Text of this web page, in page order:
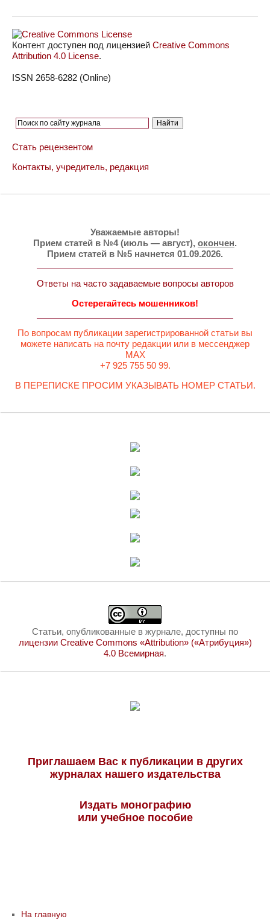
Контент доступен под лицензией Creative Commons
Attribution 4.0 License.
ISSN 2658-6282 (Online)
Стать рецензентом
Контакты, учредитель, редакция
Уважаемые авторы!
Прием статей в №4 (июль — август), окончен.
Прием статей в №5 начнется 01.09.2026.
Ответы на часто задаваемые вопросы авторов
Остерегайтесь мошенников!
По вопросам публикации зарегистрированной статьи вы
можете написать на почту редакции или в мессенджер
MAX
+7 925 755 50 99.
В ПЕРЕПИСКЕ ПРОСИМ УКАЗЫВАТЬ НОМЕР СТАТЬИ.
Статьи, опубликованные в журнале, доступны по
лицензии Creative Commons «Attribution» («Атрибуция»)
4.0 Всемирная.
Приглашаем Вас к публикации в других
журналах нашего издательства
Издать монографию
или учебное пособие
На главную